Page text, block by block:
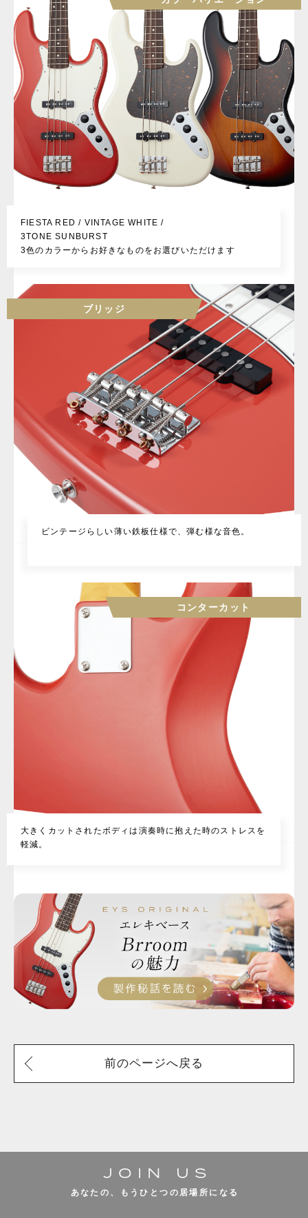
FIESTA RED / VINTAGE WHITE /
3TONE SUNBURST
3色のカラーからお好きなものをお選びいただけます
ブリッジ
ビンテージらしい薄い鉄板仕様で、弾む様な音色。
コンターカット
大きくカットされたボディは演奏時に抱えた時のストレスを
軽減。
前のページへ戻る